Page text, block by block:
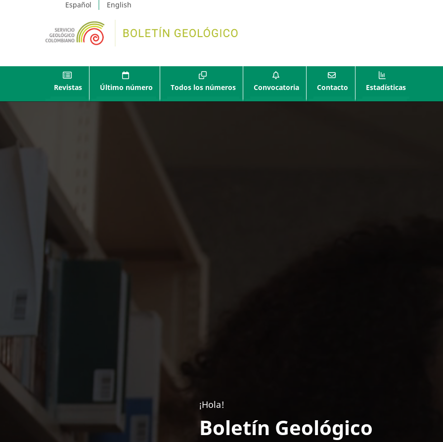
Español English
Revistas Último número Todos los números Convocatoria Contacto Estadísticas
¡Hola!
Boletín Geológico